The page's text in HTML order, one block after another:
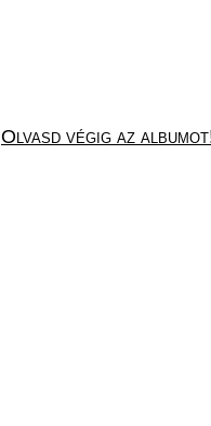
Olvasd végig az